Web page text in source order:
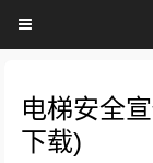
电梯安全
下载)